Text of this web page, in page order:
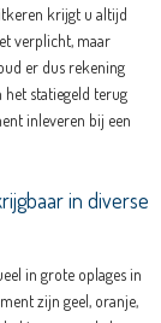
krijgt u altijd
verplicht, maar
er dus rekening
statiegeld terug
inleveren bij een
in diverse
in grote oplages in
zijn geel, oranje,